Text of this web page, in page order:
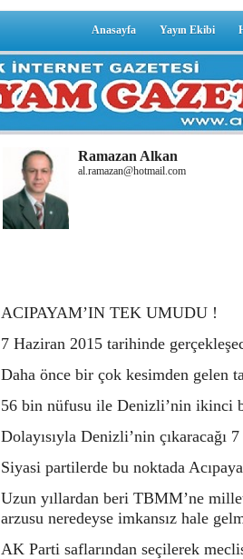
Anasayfa Yayın Ekibi
Ramazan Alkan
al.ramazan@hotmail.com
ACIPAYAM’IN TEK UMUDU !
7 Haziran 2015 tarihinde
Daha önce bir çok kesimden gelen
56 bin nüfusu ile Denizli’nin ikinci
Dolayısıyla Denizli’nin çıkaracağı
Siyasi partilerde bu noktada
Uzun yıllardan beri TBMM’ne
arzusu neredeyse imkansız hale
AK Parti saflarından seçilerek